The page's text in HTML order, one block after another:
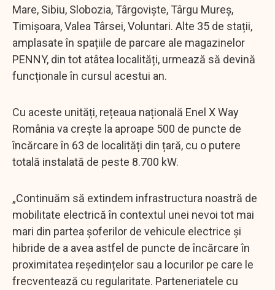
Mare, Sibiu, Slobozia, Târgoviște, Târgu Mureș,
Timișoara, Valea Târsei, Voluntari. Alte 35 de stații,
amplasate în spațiile de parcare ale magazinelor
PENNY, din tot atâtea localități, urmează să devină
funcționale în cursul acestui an.
Cu aceste unități, rețeaua națională Enel X Way
România va crește la aproape 500 de puncte de
încărcare în 63 de localități din țară, cu o putere
totală instalată de peste 8.700 kW.
„Continuăm să extindem infrastructura noastră de
mobilitate electrică în contextul unei nevoi tot mai
mari din partea șoferilor de vehicule electrice și
hibride de a avea astfel de puncte de încărcare în
proximitatea reședințelor sau a locurilor pe care le
frecventează cu regularitate. Parteneriatele cu